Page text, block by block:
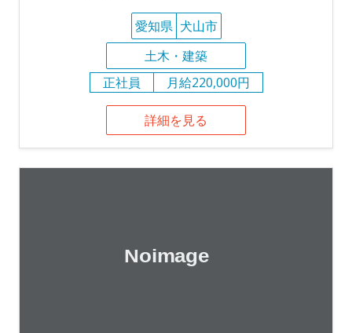
愛知県 犬山市
土木・建築
正社員
月給220,000円
詳細を見る